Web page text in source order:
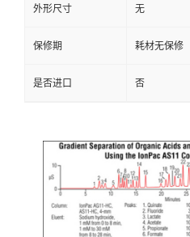
外形尺寸 无
保修期 耗材无保修
是否进口 否